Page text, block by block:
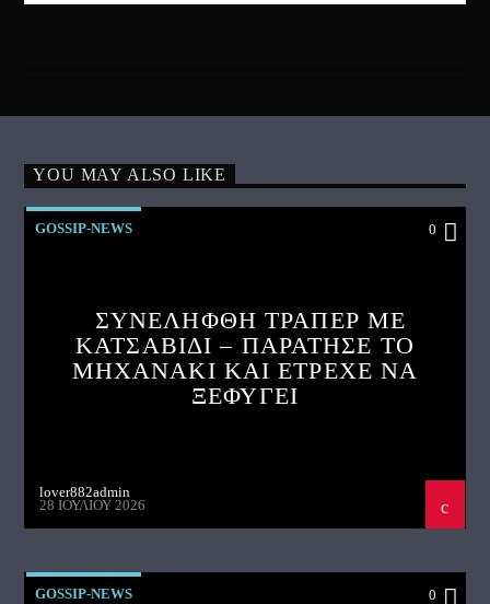
YOU MAY ALSO LIKE
GOSSIP-NEWS 0
ΣΥΝΕΛΗΦΘΗ ΤΡΑΠΕΡ ΜΕ
ΚΑΤΣΑΒΙΔΙ – ΠΑΡΑΤΗΣΕ ΤΟ
ΜΗΧΑΝΑΚΙ ΚΑΙ ΕΤΡΕΧΕ ΝΑ
ΞΕΦΥΓΕΙ
lover882admin
28 ΙΟΥΛΊΟΥ 2026
GOSSIP-NEWS 0